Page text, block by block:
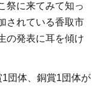
祭に来てみて知っ
されている香取市
の発表に耳を傾け
団体、銅賞1団体が